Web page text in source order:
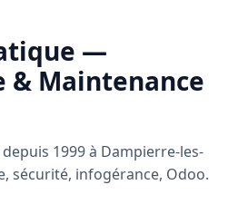
—
& Maintenance
1999 à Dampierre-les-
sécurité, infogérance, Odoo.